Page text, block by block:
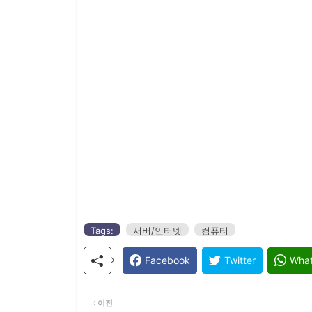
Tags: 서버/인터넷 컴퓨터
Facebook Twitter
이전